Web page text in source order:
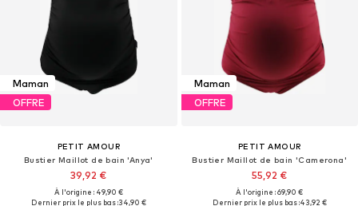
Maman
OFFRE
PETIT AMOUR
Bustier Maillot de bain 'Anya'
39,92 €
À l'origine : 49,90 €
Dernier prix le plus bas :34,90 €
Maman
OFFRE
PETIT AMOUR
Bustier Maillot de bain 'Camerona'
55,92 €
À l'origine : 69,90 €
Dernier prix le plus bas :43,92 €